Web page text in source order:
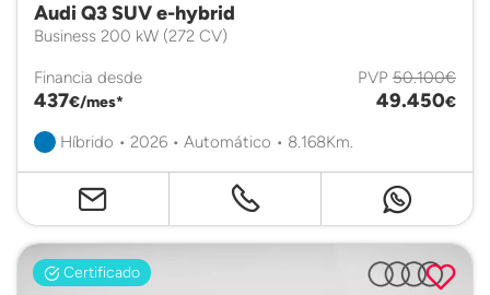
Audi Q3 SUV e-hybrid
Business 200 kW (272 CV)
Financia desde
437€/mes*
PVP 50.100€
49.450€
Híbrido • 2026 • Automático • 8.168Km.
Certificado